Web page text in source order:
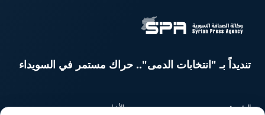
تنديداً بـ "انتخابات الدمى".. حراك مستمر في السويداء
الرئيسية الأخبار